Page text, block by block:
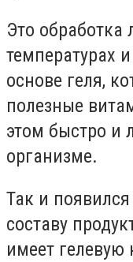
Это
температурах
основе геля,
полезные
этом быстро и
организме.
Так и
составу
имеет гелевую